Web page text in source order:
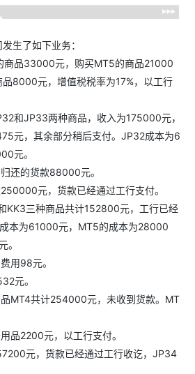
生了如下业务：
商品33000元，购买MT5的商品21000
8000元，增值税税率为17%，以工行
和JP33两种商品，收入为175000元，
元，其余部分稍后支付。JP32成本为6
元。
还的货款88000元。
元，货款已经通过工行支付。
KK3三种商品共计152800元，工行已经
本为61000元，MT5的成本为28000
。
用98元。
元。
品MT4共计254000元，未收到货款。MT
品2200元，以工行支付。
元，货款已经通过工行收讫，JP34